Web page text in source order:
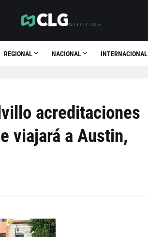
REGIONAL NACIONAL INTERNACIONAL
acreditaciones
viajará a Austin,